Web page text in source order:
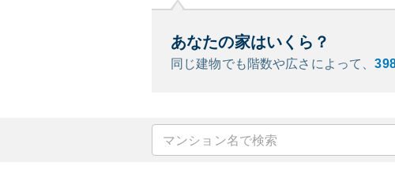
あなたの家はいくら？
同じ建物でも階数や広さによって、